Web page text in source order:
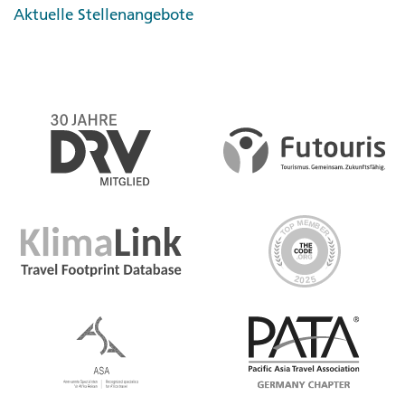
endangered green sea turtle. Settle into our secluded
lodge, then enjoy a guided boat trip along Tortuguero’s
Day 3 Tortuguero
Genieße einen geführten Bootsausflug und
Dschungelspaziergang mit Wildtierbeobachtungen, auf
(Klammeraffen, Brüllaffen und Kapuzineraffen),
Faultieren und Basilisk-Leguanen
Day 4 Tortuguero/La Fortuna
Frühzeitige Abfahrt und Besuch einer von G Adventures
unterstützten Kaffee-Kooperative. Genieße eine
inklusive Führung und typisches Mittagessen. Ankunft
am Abend in Fortuna. Dort kannst du umgeben vom
Aktuelle Stellenangebote